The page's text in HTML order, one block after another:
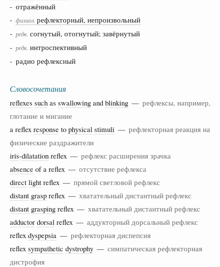
- отражённый
- физиол. рефлекторный, непроизвольный
- редк. согнутый, отогнутый; завёрнутый
- редк. интроспективный
- радио рефлексный
Словосочетания
reflexes such as swallowing and blinking — рефлексы, например,
глотание и мигание
a reflex response to physical stimuli — рефлекторная реакция на
физические раздражители
iris-dilatation reflex — рефлекс расширения зрачка
absence of a reflex — отсутствие рефлекса
direct light reflex — прямой светловой рефлекс
distant grasp reflex — хватательный дистантный рефлекс
distant grasping reflex — хватательный дистантный рефлекс
adductor dorsal reflex — аддукторный дорсальный рефлекс
reflex dyspepsia — рефлекторная диспепсия
reflex sympathetic dystrophy — симпатическая рефлекторная
дистрофия